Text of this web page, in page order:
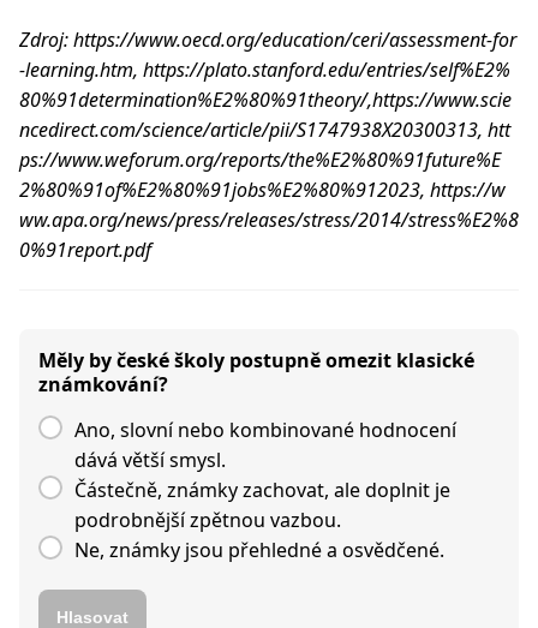
Zdroj: https://www.oecd.org/education/ceri/assessment-for
-learning.htm, https://plato.stanford.edu/entries/self%E2%
80%91determination%E2%80%91theory/,https://www.scie
ncedirect.com/science/article/pii/S1747938X20300313, htt
ps://www.weforum.org/reports/the%E2%80%91future%E
2%80%91of%E2%80%91jobs%E2%80%912023, https://w
ww.apa.org/news/press/releases/stress/2014/stress%E2%8
0%91report.pdf
Měly by české školy postupně omezit klasické
známkování?
Ano, slovní nebo kombinované hodnocení
dává větší smysl.
Částečně, známky zachovat, ale doplnit je
podrobnější zpětnou vazbou.
Ne, známky jsou přehledné a osvědčené.
Hlasovat